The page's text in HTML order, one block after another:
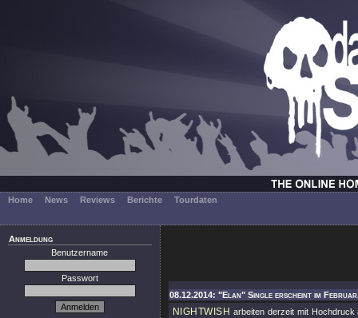
Home News Reviews Berichte Tourdaten
Anmeldung
Benutzername
Passwort
08.12.2014: "Elan" Single erscheint im
NIGHTWISH arbeiten derzeit mit